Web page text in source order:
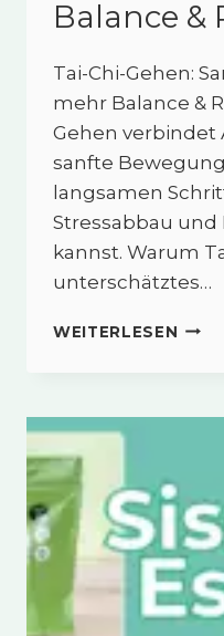
Balance &
Tai-Chi-Gehen:
mehr Balance &
Gehen verbindet
sanfte
langsamen
Stressabbau
kannst. Warum
unterschätztes…
WEITERLESEN TAI-
&